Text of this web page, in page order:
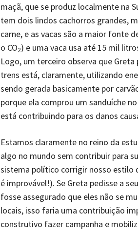
maçã, que se produz localmente na
tem dois lindos cachorros grandes,
carne, e as vacas são a maior fonte
o CO2) e uma vaca usa até 15 mil
Logo, um terceiro observa que
trens está, claramente, utilizando
sendo gerada basicamente por
porque ela comprou um sanduíche
está contribuindo para os danos
Estamos claramente no reino da
algo no mundo sem contribuir para
sistema político corrigir nosso estilo
é improvável!). Se Greta pedisse a
fosse assegurado que eles não se
locais, isso faria uma contribuição
construtivo fazer campanha e